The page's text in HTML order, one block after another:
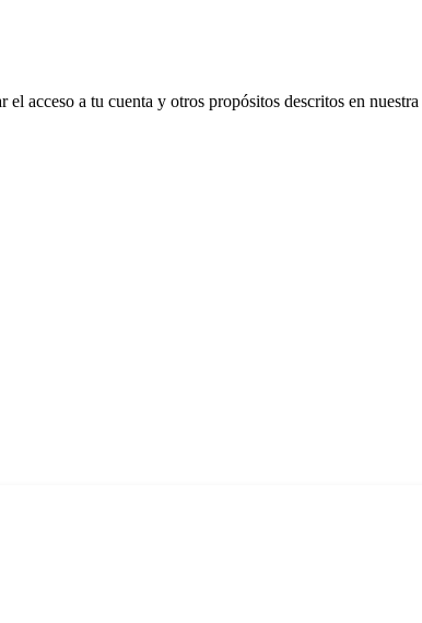
acceso a tu cuenta y otros propósitos descritos en nuestra